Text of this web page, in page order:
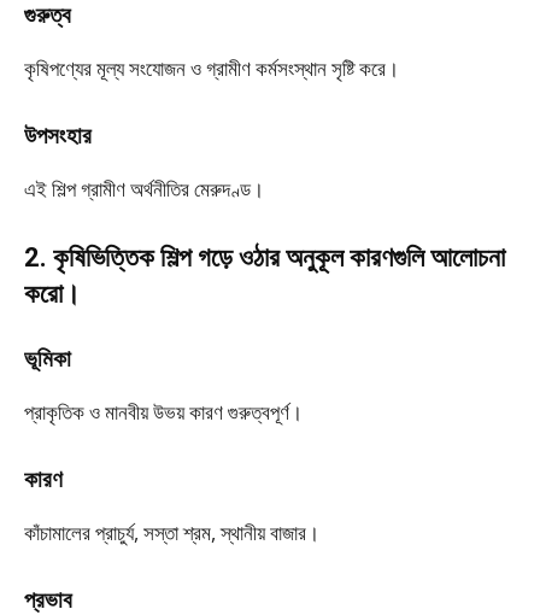
গুরুত্ব
কৃষিপণ্যের মূল্য সংযোজন ও গ্রামীণ কর্মসংস্থান সৃষ্টি করে।
উপসংহার
এই শিল্প গ্রামীণ অর্থনীতির মেরুদণ্ড।
2. কৃষিভিত্তিক শিল্প গড়ে ওঠার অনুকূল কারণগুলি আলোচনা
করো।
ভূমিকা
প্রাকৃতিক ও মানবীয় উভয় কারণ গুরুত্বপূর্ণ।
কারণ
কাঁচামালের প্রাচুর্য, সস্তা শ্রম, স্থানীয় বাজার।
প্রভাব